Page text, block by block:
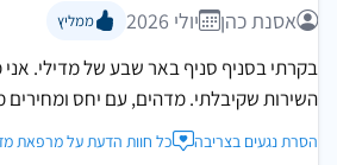
אסנת כהן יולי 2026 ממליץ
בקרתי בסניף סניף באר שבע של מדילי.
השירות שקיבלתי. מדהים, עם יחס ומחירים
הסרת נגעים בצריבה כל חוות הדעת על מרפאת